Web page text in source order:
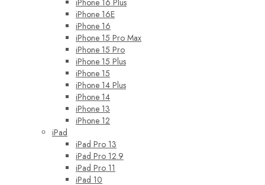
iPhone 16 Plus
iPhone 16E
iPhone 16
iPhone 15 Pro Max
iPhone 15 Pro
iPhone 15 Plus
iPhone 15
iPhone 14 Plus
iPhone 14
iPhone 13
iPhone 12
iPad
iPad Pro 13
iPad Pro 12.9
iPad Pro 11
iPad 10